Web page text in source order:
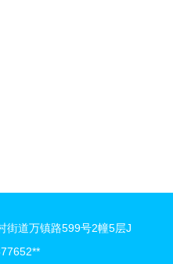
街道万镇路599号2幢5层J